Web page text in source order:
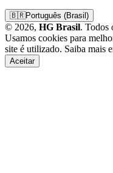
🇧🇷Português (Brasil)
© 2026, HG Brasil. Todos
Usamos cookies para
site é utilizado. Saiba mais
Aceitar